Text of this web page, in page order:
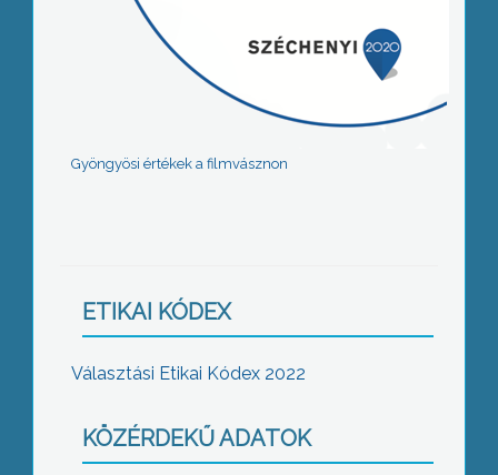
Gyöngyösi értékek a filmvásznon
ETIKAI KÓDEX
Választási Etikai Kódex 2022
KÖZÉRDEKŰ ADATOK